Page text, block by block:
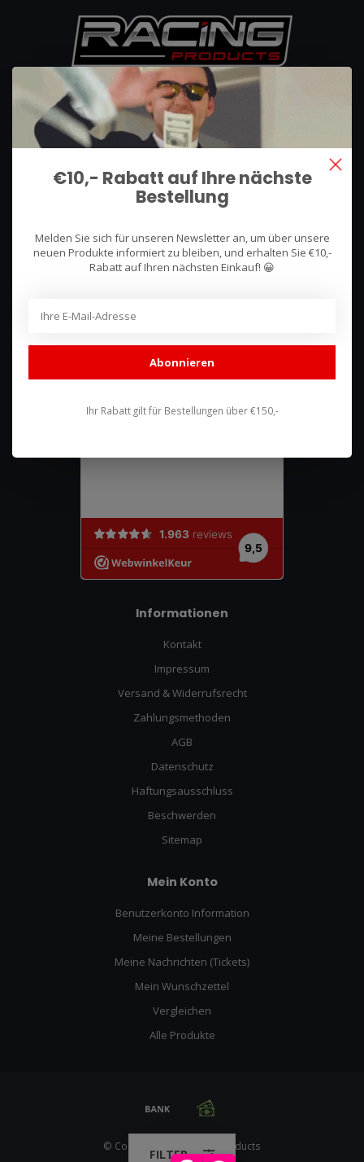
We use what we sell, that's the difference!
Hullerpad 13Q
Lunteren, Nederland
085 744 4602
shop@racing-products.com
Bewertungen
Informationen
Kontakt
Impressum
Versand & Widerrufsrecht
Zahlungsmethoden
AGB
Datenschutz
Haftungsausschluss
Beschwerden
Sitemap
Mein Konto
Benutzerkonto Information
Meine Bestellungen
Meine Nachrichten (Tickets)
Mein Wunschzettel
Vergleichen
Alle Produkte
© Copyright 2026 Racing Products
FILTER
€10,- Rabatt auf Ihre nächste
Bestellung
Melden Sie sich für unseren Newsletter an, um über unsere
neuen Produkte informiert zu bleiben, und erhalten Sie €10,-
Rabatt auf Ihren nächsten Einkauf! 😀
Abonnieren
Ihr Rabatt gilt für Bestellungen über €150,-